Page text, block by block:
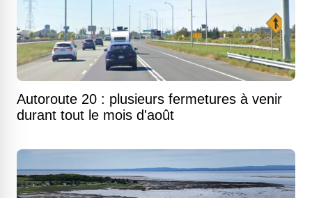
Autoroute 20 : plusieurs fermetures à venir
durant tout le mois d'août